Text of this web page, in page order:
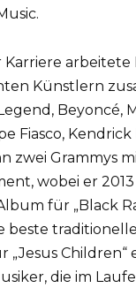
Karriere arbeitete
Künstlern
Beyoncé,
Fiasco,
zwei Grammys
wobei er
für „Black
beste
„Jesus Children“
die im